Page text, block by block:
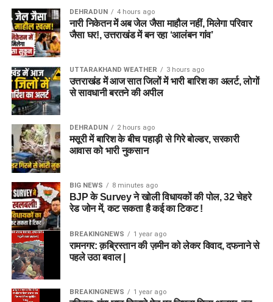
DEHRADUN 4 hours ago
नारी निकेतन में अब जेल जैसा माहौल नहीं, मिलेगा परिवार
जैसा घर!, उत्तराखंड में बन रहा ‘आलंबन गांव’
UTTARAKHAND WEATHER 3 hours ago
उत्तराखंड में आज सात जिलों में भारी बारिश का अलर्ट, लोगों
से सावधानी बरतने की अपील
DEHRADUN 2 hours ago
मसूरी में बारिश के बीच पहाड़ी से गिरे बोल्डर, सरकारी
आवास को भारी नुकसान
BIG NEWS 8 minutes ago
BJP के Survey ने खोली विधायकों की पोल, 32 चेहरे
रेड जोन में, कट सकता है कई का टिकट !
BREAKINGNEWS 1 year ago
रामनगर: क़ब्रिस्तान की ज़मीन को लेकर विवाद, दफनाने से
पहले उठा बवाल |
BREAKINGNEWS 1 year ago